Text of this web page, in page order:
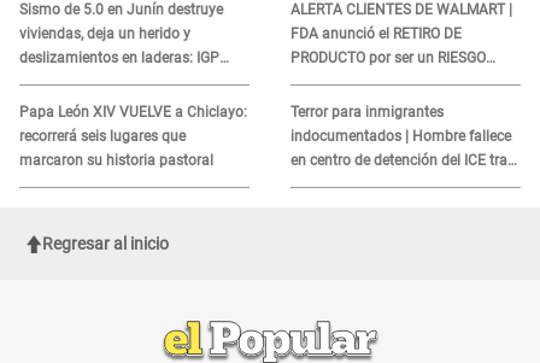
Sismo de 5.0 en Junín destruye
viviendas, deja un herido y
deslizamientos en laderas: IGP
alerta sobre posibles réplicas
Papa León XIV VUELVE a Chiclayo:
recorrerá seis lugares que
marcaron su historia pastoral
ALERTA CLIENTES DE WALMART |
FDA anunció el RETIRO DE
PRODUCTO por ser un RIESGO
MORTAL para consumidores: ¿Cuál
es?
Terror para inmigrantes
indocumentados | Hombre fallece
en centro de detención del ICE tras
sufrir una "emergencia médica"
Regresar al inicio